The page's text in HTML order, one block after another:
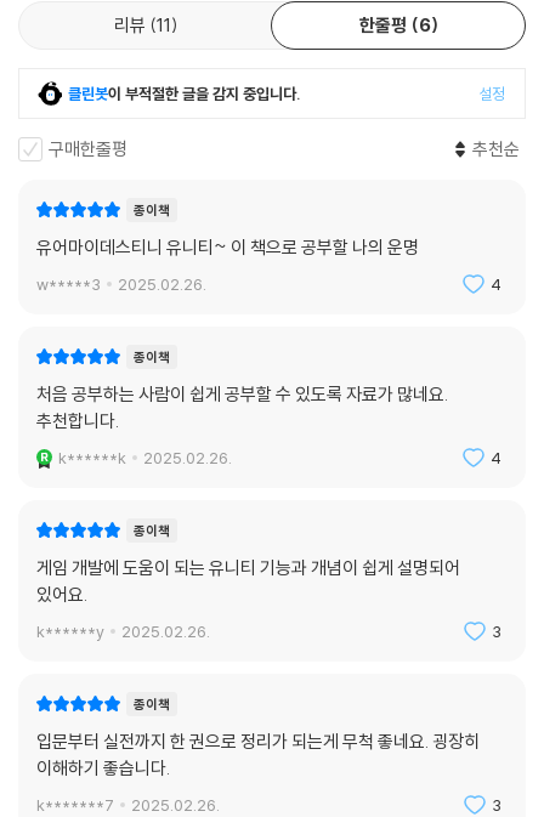
리뷰 11 한줄평 6
클린봇이 부적절한 글을 감지 중입니다. 설정
구매한줄평 추천순
종이책
유어마이데스티니 유니티~ 이 책으로 공부할 나의 운명
w*****3 2025.02.26. 4
종이책
처음 공부하는 사람이 쉽게 공부할 수 있도록 자료가 많네요.
추천합니다.
k******k 2025.02.26. 4
종이책
게임 개발에 도움이 되는 유니티 기능과 개념이 쉽게 설명되어
있어요.
k******y 2025.02.26. 3
종이책
입문부터 실전까지 한 권으로 정리가 되는게 무척 좋네요. 굉장히
이해하기 좋습니다.
k*******7 2025.02.26. 3